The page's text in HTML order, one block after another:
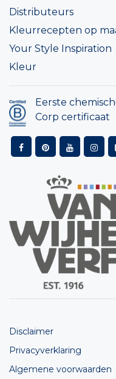
Distributeurs
Kleurrecepten op
Your Style Inspiration
Kleur
Eerste
Corp certificaat
Disclaimer
Privacyverklaring
Algemene voorwaarden